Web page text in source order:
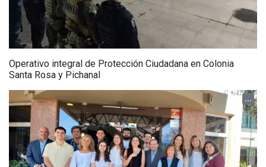
Operativo integral de Protección Ciudadana en Colonia
Santa Rosa y Pichanal
...